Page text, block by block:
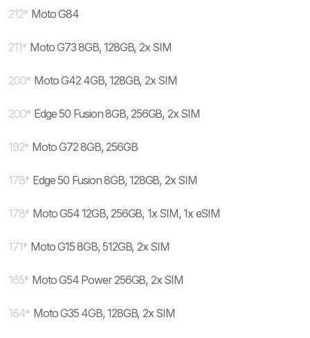
212* Moto G84
211* Moto G73 8GB, 128GB, 2x SIM
200* Moto G42 4GB, 128GB, 2x SIM
200* Edge 50 Fusion 8GB, 256GB, 2x SIM
192* Moto G72 8GB, 256GB
178* Edge 50 Fusion 8GB, 128GB, 2x SIM
178* Moto G54 12GB, 256GB, 1x SIM, 1x eSIM
171* Moto G15 8GB, 512GB, 2x SIM
165* Moto G54 Power 256GB, 2x SIM
164* Moto G35 4GB, 128GB, 2x SIM